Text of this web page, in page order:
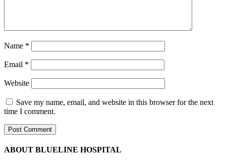
Name *
Email *
Website
Save my name, email, and website in this browser for the next
time I comment.
ABOUT BLUELINE HOSPITAL